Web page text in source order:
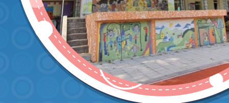
瀏覽數：170 發佈者：總